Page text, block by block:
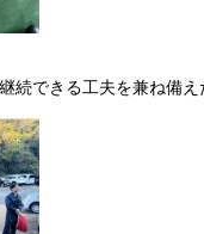
続できる工夫を兼ね備え